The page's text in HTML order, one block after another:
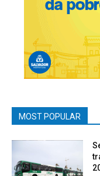
MOST POPULAR